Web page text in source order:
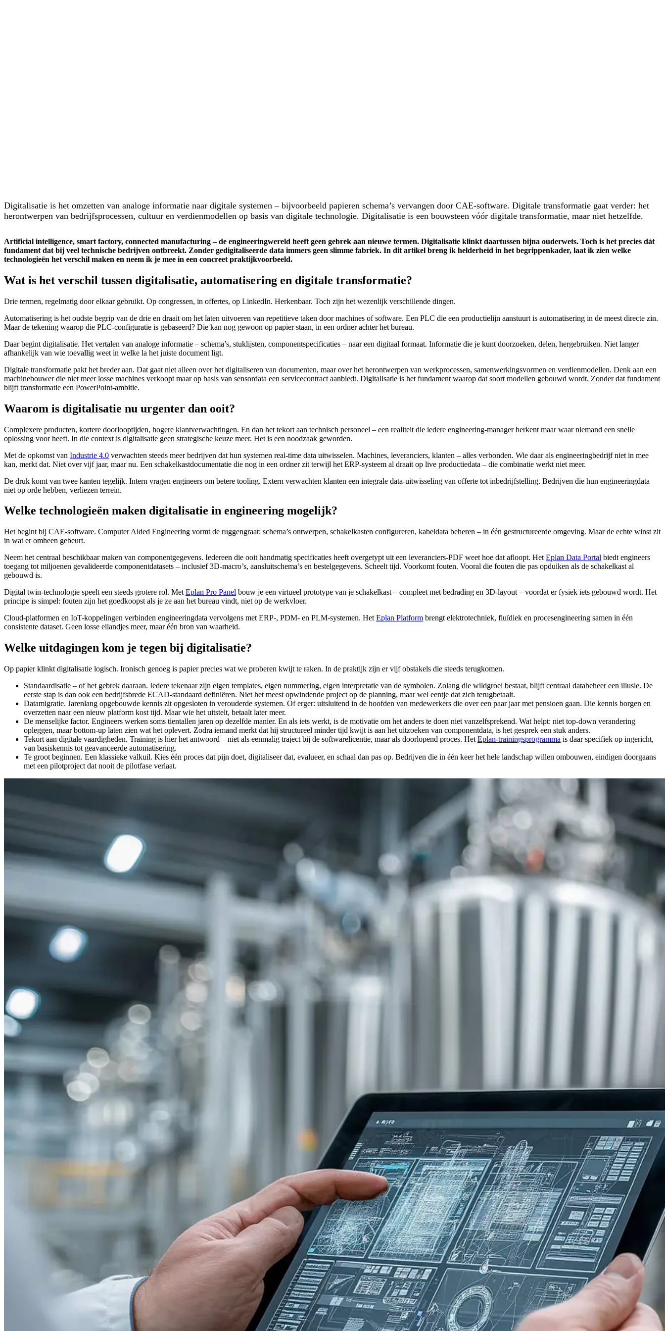
Digitalisatie is het omzetten van analoge informatie naar digitale systemen – bijvoorbeeld papieren schema’s vervangen door CAE-software. Digitale transformatie gaat verder: het
herontwerpen van bedrijfsprocessen, cultuur en verdienmodellen op basis van digitale technologie. Digitalisatie is een bouwsteen vóór digitale transformatie, maar niet hetzelfde.
Artificial intelligence, smart factory, connected manufacturing – de engineeringwereld heeft geen gebrek aan nieuwe termen. Digitalisatie klinkt daartussen bijna ouderwets. Toch is het precies dát
fundament dat bij veel technische bedrijven ontbreekt. Zonder gedigitaliseerde data immers geen slimme fabriek. In dit artikel breng ik helderheid in het begrippenkader, laat ik zien welke
technologieën het verschil maken en neem ik je mee in een concreet praktijkvoorbeeld.
Wat is het verschil tussen digitalisatie, automatisering en digitale transformatie?
Drie termen, regelmatig door elkaar gebruikt. Op congressen, in offertes, op LinkedIn. Herkenbaar. Toch zijn het wezenlijk verschillende dingen.
Automatisering is het oudste begrip van de drie en draait om het laten uitvoeren van repetitieve taken door machines of software. Een PLC die een productielijn aanstuurt is automatisering in de meest directe zin.
Maar de tekening waarop die PLC-configuratie is gebaseerd? Die kan nog gewoon op papier staan, in een ordner achter het bureau.
Daar begint digitalisatie. Het vertalen van analoge informatie – schema’s, stuklijsten, componentspecificaties – naar een digitaal formaat. Informatie die je kunt doorzoeken, delen, hergebruiken. Niet langer
afhankelijk van wie toevallig weet in welke la het juiste document ligt.
Digitale transformatie pakt het breder aan. Dat gaat niet alleen over het digitaliseren van documenten, maar over het herontwerpen van werkprocessen, samenwerkingsvormen en verdienmodellen. Denk aan een
machinebouwer die niet meer losse machines verkoopt maar op basis van sensordata een servicecontract aanbiedt. Digitalisatie is het fundament waarop dat soort modellen gebouwd wordt. Zonder dat fundament
blijft transformatie een PowerPoint-ambitie.
Waarom is digitalisatie nu urgenter dan ooit?
Complexere producten, kortere doorlooptijden, hogere klantverwachtingen. En dan het tekort aan technisch personeel – een realiteit die iedere engineering-manager herkent maar waar niemand een snelle
oplossing voor heeft. In die context is digitalisatie geen strategische keuze meer. Het is een noodzaak geworden.
Met de opkomst van Industrie 4.0 verwachten steeds meer bedrijven dat hun systemen real-time data uitwisselen. Machines, leveranciers, klanten – alles verbonden. Wie daar als engineeringbedrijf niet in mee
kan, merkt dat. Niet over vijf jaar, maar nu. Een schakelkastdocumentatie die nog in een ordner zit terwijl het ERP-systeem al draait op live productiedata – die combinatie werkt niet meer.
De druk komt van twee kanten tegelijk. Intern vragen engineers om betere tooling. Extern verwachten klanten een integrale data-uitwisseling van offerte tot inbedrijfstelling. Bedrijven die hun engineeringdata
niet op orde hebben, verliezen terrein.
Welke technologieën maken digitalisatie in engineering mogelijk?
Het begint bij CAE-software. Computer Aided Engineering vormt de ruggengraat: schema’s ontwerpen, schakelkasten configureren, kabeldata beheren – in één gestructureerde omgeving. Maar de echte winst zit
in wat er omheen gebeurt.
Neem het centraal beschikbaar maken van componentgegevens. Iedereen die ooit handmatig specificaties heeft overgetypt uit een leveranciers-PDF weet hoe dat afloopt. Het Eplan Data Portal biedt engineers
toegang tot miljoenen gevalideerde componentdatasets – inclusief 3D-macro’s, aansluitschema’s en bestelgegevens. Scheelt tijd. Voorkomt fouten. Vooral die fouten die pas opduiken als de schakelkast al
gebouwd is.
Digital twin-technologie speelt een steeds grotere rol. Met Eplan Pro Panel bouw je een virtueel prototype van je schakelkast – compleet met bedrading en 3D-layout – voordat er fysiek iets gebouwd wordt. Het
principe is simpel: fouten zijn het goedkoopst als je ze aan het bureau vindt, niet op de werkvloer.
Cloud-platformen en IoT-koppelingen verbinden engineeringdata vervolgens met ERP-, PDM- en PLM-systemen. Het Eplan Platform brengt elektrotechniek, fluïdiek en procesengineering samen in één
consistente dataset. Geen losse eilandjes meer, maar één bron van waarheid.
Welke uitdagingen kom je tegen bij digitalisatie?
Op papier klinkt digitalisatie logisch. Ironisch genoeg is papier precies wat we proberen kwijt te raken. In de praktijk zijn er vijf obstakels die steeds terugkomen.
Standaardisatie – of het gebrek daaraan. Iedere tekenaar zijn eigen templates, eigen nummering, eigen interpretatie van de symbolen. Zolang die wildgroei bestaat, blijft centraal databeheer een illusie. De
eerste stap is dan ook een bedrijfsbrede ECAD-standaard definiëren. Niet het meest opwindende project op de planning, maar wel eentje dat zich terugbetaalt.
Datamigratie. Jarenlang opgebouwde kennis zit opgesloten in verouderde systemen. Of erger: uitsluitend in de hoofden van medewerkers die over een paar jaar met pensioen gaan. Die kennis borgen en
overzetten naar een nieuw platform kost tijd. Maar wie het uitstelt, betaalt later meer.
De menselijke factor. Engineers werken soms tientallen jaren op dezelfde manier. En als iets werkt, is de motivatie om het anders te doen niet vanzelfsprekend. Wat helpt: niet top-down verandering
opleggen, maar bottom-up laten zien wat het oplevert. Zodra iemand merkt dat hij structureel minder tijd kwijt is aan het uitzoeken van componentdata, is het gesprek een stuk anders.
Tekort aan digitale vaardigheden. Training is hier het antwoord – niet als eenmalig traject bij de softwarelicentie, maar als doorlopend proces. Het Eplan-trainingsprogramma is daar specifiek op ingericht,
van basiskennis tot geavanceerde automatisering.
Te groot beginnen. Een klassieke valkuil. Kies één proces dat pijn doet, digitaliseer dat, evalueer, en schaal dan pas op. Bedrijven die in één keer het hele landschap willen ombouwen, eindigen doorgaans
met een pilotproject dat nooit de pilotfase verlaat.